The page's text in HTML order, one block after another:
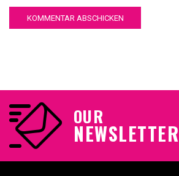
OUR
NEWSLETTER